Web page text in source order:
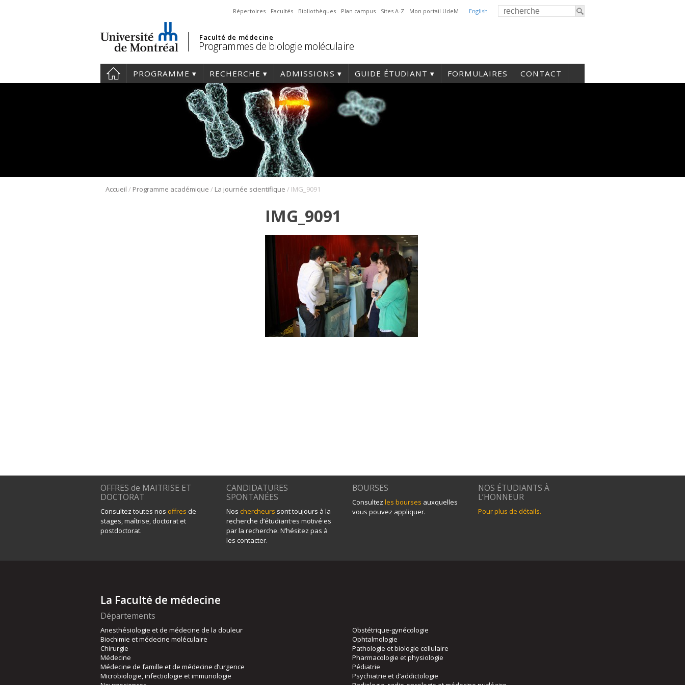
English
Répertoires Facultés Bibliothèques Plan campus Sites A-Z Mon portail UdeM
Faculté de médecine
Programmes de biologie moléculaire
PROGRAMME RECHERCHE ADMISSIONS GUIDE ÉTUDIANT FORMULAIRES CONTACT
Accueil / Programme académique / La journée scientifique / IMG_9091
IMG_9091
OFFRES de MAITRISE ET
DOCTORAT
Consultez toutes nos offres de
stages, maîtrise, doctorat et
postdoctorat.
CANDIDATURES
SPONTANÉES
Nos chercheurs sont toujours à la
recherche d’étudiant·es motivé·es
par la recherche. N’hésitez pas à
les contacter.
BOURSES
Consultez les bourses auxquelles
vous pouvez appliquer.
NOS ÉTUDIANTS À
L’HONNEUR
Pour plus de détails.
La Faculté de médecine
Départements
Anesthésiologie et de médecine de la douleur
Biochimie et médecine moléculaire
Chirurgie
Médecine
Médecine de famille et de médecine d’urgence
Microbiologie, infectiologie et immunologie
Obstétrique-gynécologie
Ophtalmologie
Pathologie et biologie cellulaire
Pharmacologie et physiologie
Pédiatrie
Psychiatrie et d’addictologie